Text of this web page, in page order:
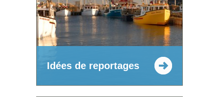
Idées de reportages